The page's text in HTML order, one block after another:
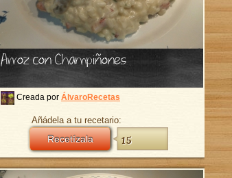
Arroz con Champiñones
Creada por ÁlvaroRecetas
Añádela a tu recetario:
Recetízala 15